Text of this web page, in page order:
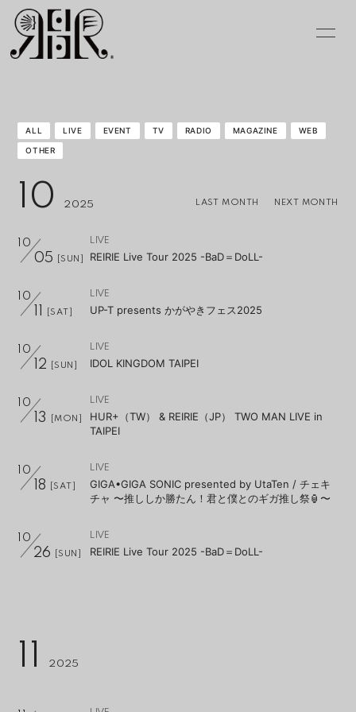
ALL LIVE EVENT TV RADIO MAGAZINE WEB
OTHER
10 2025 LAST MONTH NEXT MONTH
10
05 [SUN]
LIVE
REIRIE Live Tour 2025 -BaD＝DoLL-
10
[SAT]
LIVE
UP-T presents かがやきフェス2025
10
12 [SUN]
LIVE
IDOL KINGDOM TAIPEI
10
13 [MON]
LIVE
HUR+（TW） & REIRIE（JP） TWO MAN LIVE in
TAIPEI
10
18 [SAT]
LIVE
GIGA•GIGA SONIC presented by UtaTen / チェキ
チャ 〜推ししか勝たん！君と僕とのギガ推し祭🏮〜
10
26 [SUN]
LIVE
REIRIE Live Tour 2025 -BaD＝DoLL-
11 2025